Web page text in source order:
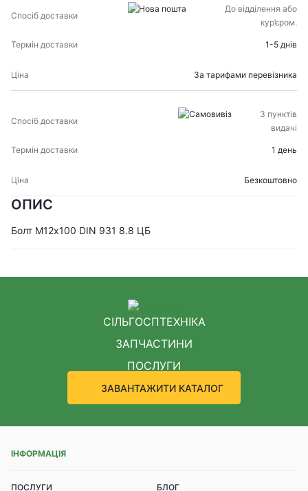
ОПИС
Болт М12х100 DIN 931 8.8 ЦБ
ДОСТАВКИДОСТАВКИ
До відділення або
кур’єром.
1-5 днів
За тарифами перевізника
З пунктів
видачі
1 день
Безкоштовно
СІЛЬГОСПТЕХНІКА
ЗАПЧАСТИНИ
ПОСЛУГИ
ЗАВАНТАЖИТИ КАТАЛОГ
ІНФОРМАЦІЯ
ПОСЛУГИ БЛОГ